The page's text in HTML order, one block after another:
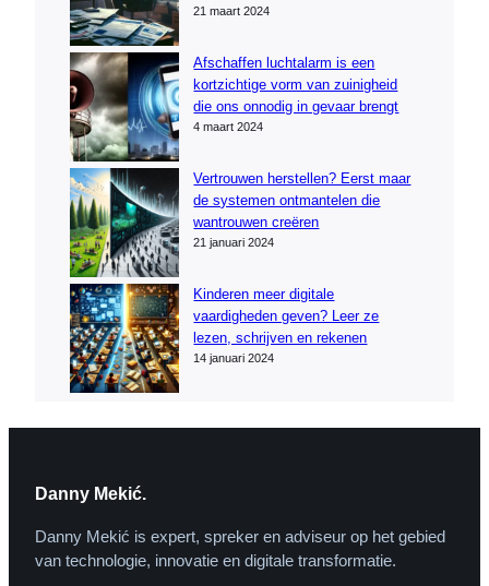
21 maart 2024
Afschaffen luchtalarm is een
kortzichtige vorm van zuinigheid
die ons onnodig in gevaar brengt
4 maart 2024
Vertrouwen herstellen? Eerst maar
de systemen ontmantelen die
wantrouwen creëren
21 januari 2024
Kinderen meer digitale
vaardigheden geven? Leer ze
lezen, schrijven en rekenen
14 januari 2024
Danny Mekić.
Danny Mekić is expert, spreker en adviseur op het gebied
van technologie, innovatie en digitale transformatie.